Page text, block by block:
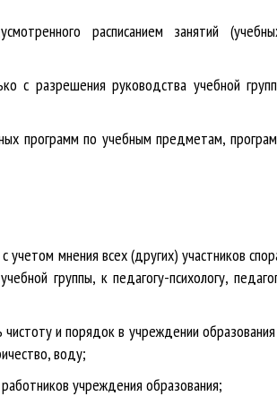
расписанием занятий
с разрешения руководства учебной
программ по учебным предметам,
мнения всех (других) участников
группы, к педагогу-психологу,
и порядок в учреждении
воду;
учреждения образования;